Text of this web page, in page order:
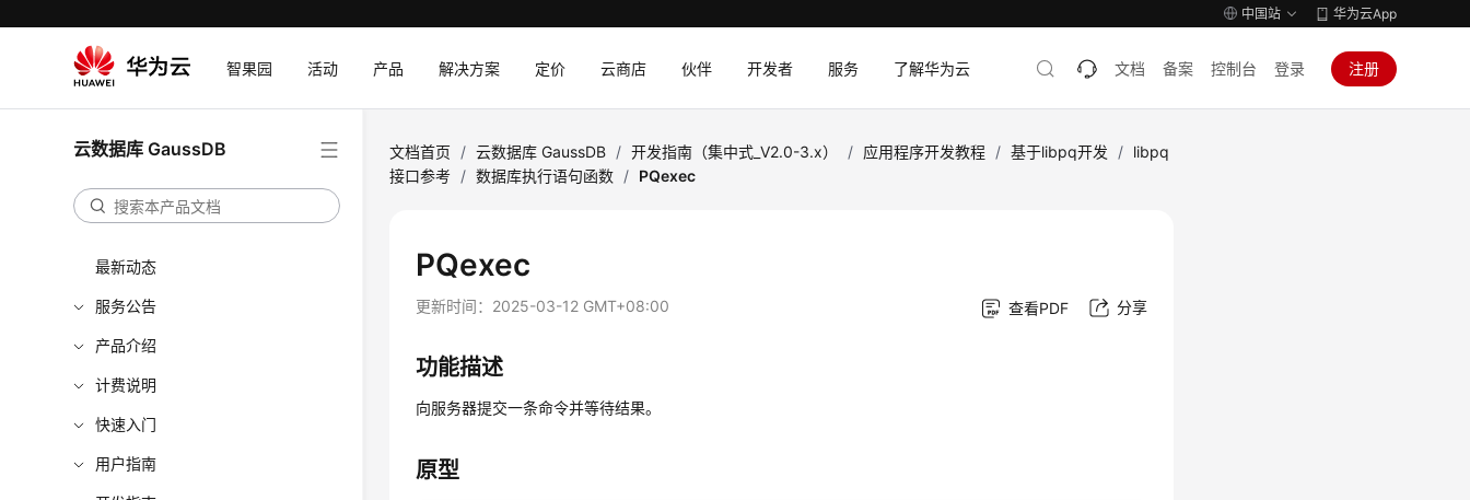
中国站 华为云App
智果园 活动 产品 解决方案 定价 云商店 伙伴 开发者 服务 了解华为云 文档 备案 控制台 登录 注册
云数据库 GaussDB
最新动态
服务公告
产品介绍
计费说明
快速入门
用户指南
文档首页 / 云数据库 GaussDB / 开发指南（集中式_V2.0-3.x） / 应用程序开发教程 / 基于libpq开发 / libpq
接口参考 / 数据库执行语句函数 / PQexec
PQexec
更新时间： 2025-03-12 GMT+08:00 查看PDF 分享
功能描述
向服务器提交一条命令并等待结果。
原型